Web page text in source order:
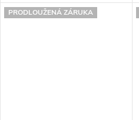
PRODLOUŽENÁ ZÁRUKA